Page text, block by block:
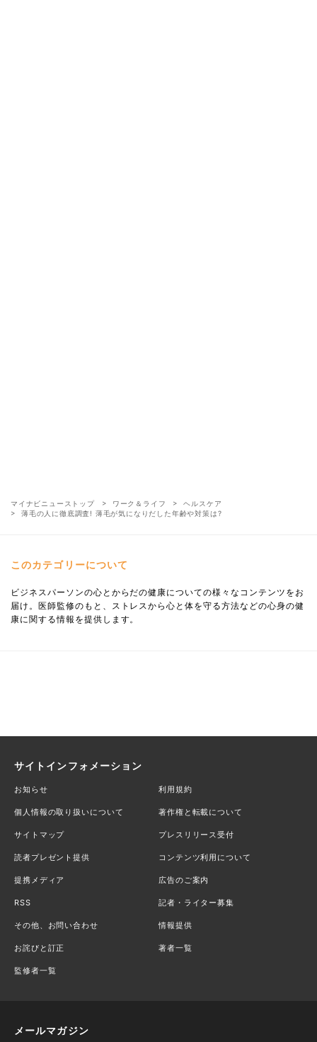
マイナビニューストップ ワーク＆ライフ
ヘルスケア
薄毛の人に徹底調査! 薄毛が気になりだした年齢や対策は?
このカテゴリーについて
ビジネスパーソンの心とからだの健康についての様々なコンテンツをお
届け。医師監修のもと、ストレスから心と体を守る方法などの心身の健
康に関する情報を提供します。
サイトインフォメーション
お知らせ 利用規約
個人情報の取り扱いについて 著作権と転載について
サイトマップ プレスリリース受付
読者プレゼント提供 コンテンツ利用について
提携メディア 広告のご案内
RSS 記者・ライター募集
その他、お問い合わせ 情報提供
お詫びと訂正 著者一覧
監修者一覧
メールマガジン